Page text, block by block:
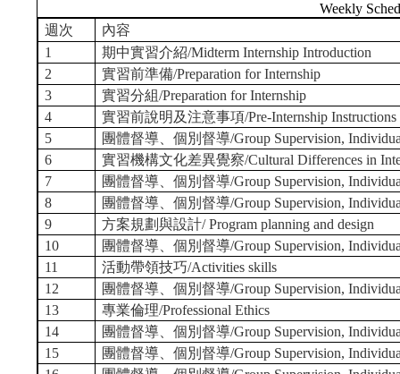
Weekly
週次
內容
1
期中實習介紹/Midterm Internship Introduction
2
實習前準備/Preparation for Internship
3
實習分組/Preparation for Internship
4
實習前說明及注意事項/Pre-Internship Instructions
5
團體督導、個別督導/Group Supervision,
6
實習機構文化差異覺察/Cultural Differences in
7
團體督導、個別督導/Group Supervision,
8
團體督導、個別督導/Group Supervision,
9
方案規劃與設計/ Program planning and design
10
團體督導、個別督導/Group Supervision,
11
活動帶領技巧/Activities skills
12
團體督導、個別督導/Group Supervision,
13
專業倫理/Professional Ethics
14
團體督導、個別督導/Group Supervision,
15
團體督導、個別督導/Group Supervision,